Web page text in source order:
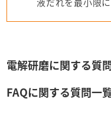
電解研磨に関する質
FAQに関する質問一